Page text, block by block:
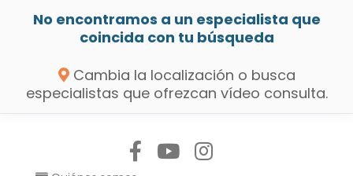
No encontramos a un especialista que
coincida con tu búsqueda
Cambia la localización o busca
especialistas que ofrezcan vídeo consulta.